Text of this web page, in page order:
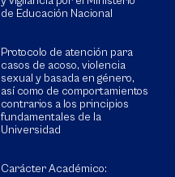
de Educación Nacional
Protocolo de atención para
casos de acoso, violencia
sexual y basada en género,
así como de comportamientos
contrarios a los principios
fundamentales de la
Universidad
Carácter Académico: